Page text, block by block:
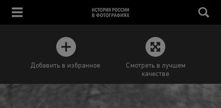
Добавить в избранное
Смотреть в лучшем
качестве